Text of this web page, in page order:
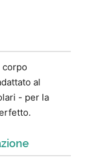
corpo
al
- per la